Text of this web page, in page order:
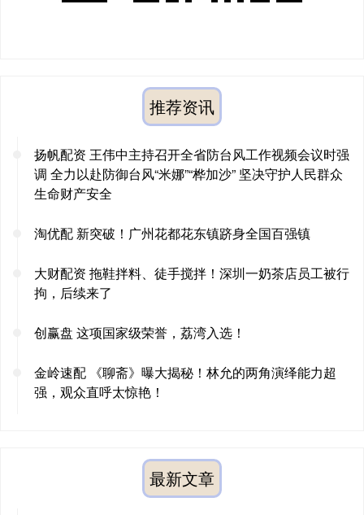
推荐资讯
扬帆配资 王伟中主持召开全省防台风工作视频会议时强
调 全力以赴防御台风“米娜”“桦加沙” 坚决守护人民群众
生命财产安全
淘优配 新突破！广州花都花东镇跻身全国百强镇
大财配资 拖鞋拌料、徒手搅拌！深圳一奶茶店员工被行
拘，后续来了
创赢盘 这项国家级荣誉，荔湾入选！
金岭速配 《聊斋》曝大揭秘！林允的两角演绎能力超
强，观众直呼太惊艳！
最新文章